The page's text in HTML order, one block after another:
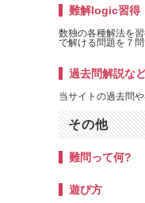
難解logic習得
数独の各種解法を
で解ける問題を７
過去問解説な
当サイトの過去問
その他
難問って何?
遊び方